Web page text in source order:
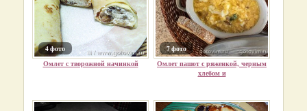
4 фото
Омлет с творожной начинкой
7 фото
Омлет пашот с ряженкой, черным
хлебом и